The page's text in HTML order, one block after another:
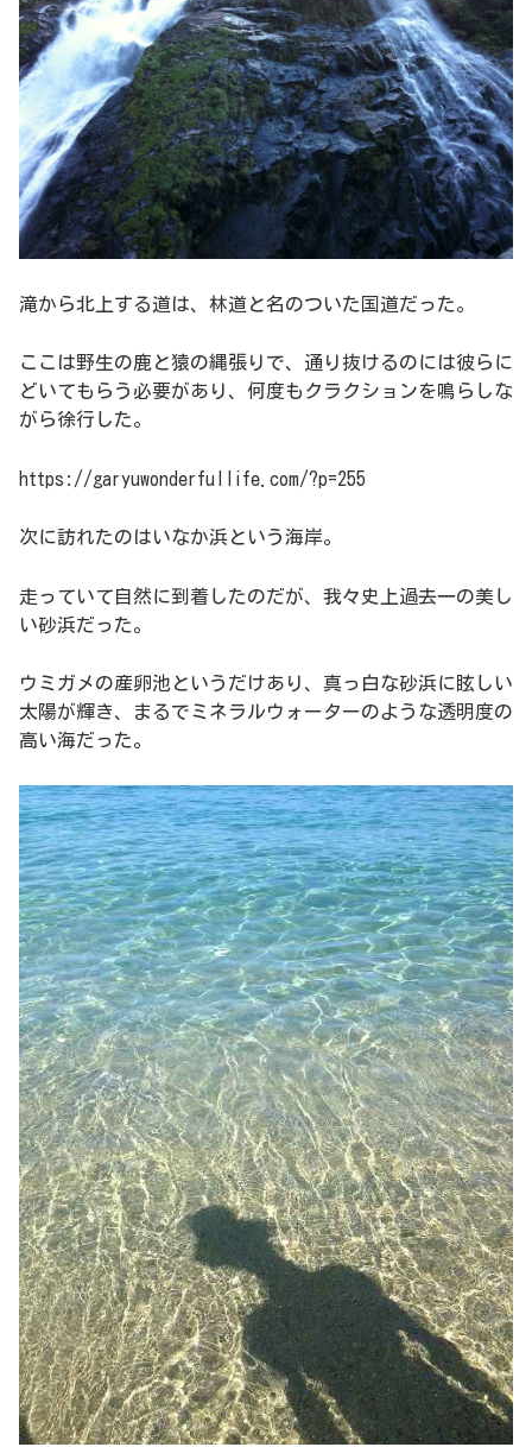
滝から北上する道は、林道と名のついた国道だった。
ここは野生の鹿と猿の縄張りで、通り抜けるのには彼らに
どいてもらう必要があり、何度もクラクションを鳴らしな
がら徐行した。
https://garyuwonderfullife.com/?p=255
次に訪れたのはいなか浜という海岸。
走っていて自然に到着したのだが、我々史上過去一の美し
い砂浜だった。
ウミガメの産卵池というだけあり、真っ白な砂浜に眩しい
太陽が輝き、まるでミネラルウォーターのような透明度の
高い海だった。